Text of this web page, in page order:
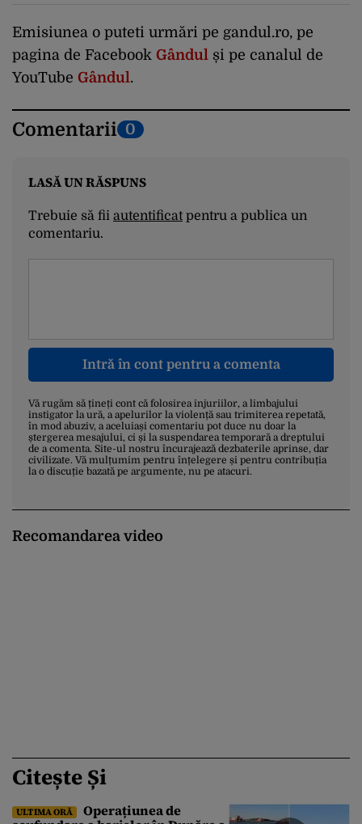
Emisiunea o puteti urmări pe gandul.ro, pe
pagina de Facebook Gândul și pe canalul de
YouTube Gândul.
Comentarii 0
LASĂ UN RĂSPUNS
Trebuie să fii autentificatpentru a publica un
comentariu.
Intră în cont pentru a comenta
Vă rugăm să țineți cont că folosirea injuriilor, a limbajului
instigator la ură, a apelurilor la violență sau trimiterea repetată,
în mod abuziv, a aceluiași comentariu pot duce nu doar la
ștergerea mesajului, ci și la suspendarea temporară a dreptului
de a comenta. Site-ul nostru încurajează dezbaterile aprinse, dar
civilizate. Vă mulțumim pentru înțelegere și pentru contribuția
la o discuție bazată pe argumente, nu pe atacuri.
Recomandarea video
Citește Și
ULTIMA ORĂ
Operațiunea de